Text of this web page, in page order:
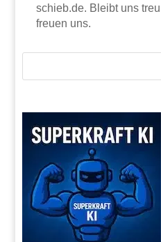
schieb.de. Bleibt uns
freuen uns.